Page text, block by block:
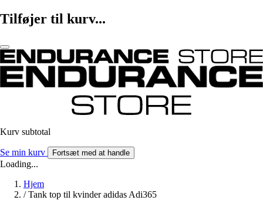
Tilføjer til kurv...
Kurv subtotal
Se min kurv Fortsæt med at handle
Loading...
Hjem
/ Tank top til kvinder adidas Adi365